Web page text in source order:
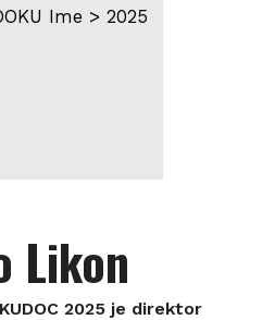
Ime > 2025
Likon
2025 je direktor